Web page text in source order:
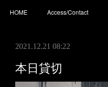
HOME Access/Contact
2021.12.21 08:22
本日貸切